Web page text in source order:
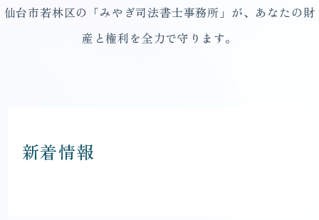
仙台市若林区の「みやぎ司法書士事務所」が、あなたの財
産と権利を全力で守ります。
新着情報